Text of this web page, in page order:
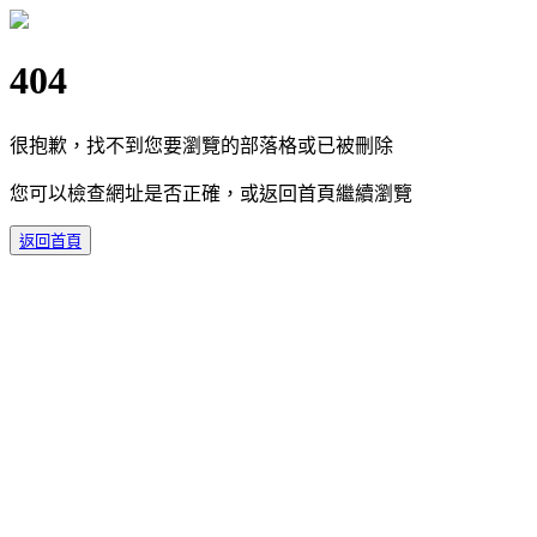
404
很抱歉，找不到您要瀏覽的部落格或已被刪除
您可以檢查網址是否正確，或返回首頁繼續瀏覽
返回首頁